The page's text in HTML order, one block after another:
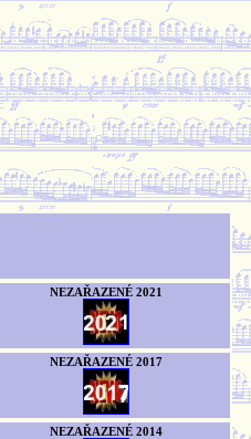
NEZAŘAZENÉ 2021
NEZAŘAZENÉ 2017
NEZAŘAZENÉ 2014